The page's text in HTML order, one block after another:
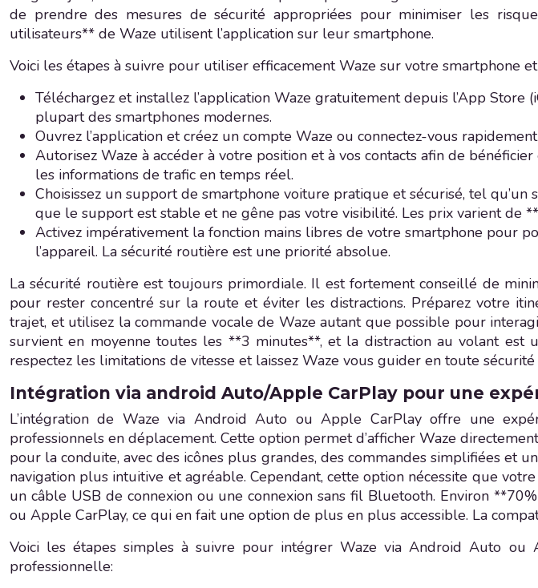
de prendre des mesures de sécurité appropriées pour minimiser les
utilisateurs** de Waze utilisent l’application sur leur smartphone.
Voici les étapes à suivre pour utiliser efficacement Waze sur votre smartphone
Téléchargez et installez l’application Waze gratuitement depuis l’App
plupart des smartphones modernes.
Ouvrez l’application et créez un compte Waze ou connectez-vous
Autorisez Waze à accéder à votre position et à vos contacts afin de
les informations de trafic en temps réel.
Choisissez un support de smartphone voiture pratique et sécurisé, tel
que le support est stable et ne gêne pas votre visibilité. Les prix varient de
Activez impérativement la fonction mains libres de votre smartphone pour
l’appareil. La sécurité routière est une priorité absolue.
La sécurité routière est toujours primordiale. Il est fortement conseillé de
pour rester concentré sur la route et éviter les distractions. Préparez votre
trajet, et utilisez la commande vocale de Waze autant que possible pour
survient en moyenne toutes les **3 minutes**, et la distraction au volant est
respectez les limitations de vitesse et laissez Waze vous guider en toute
Intégration via android Auto/Apple CarPlay pour une
L’intégration de Waze via Android Auto ou Apple CarPlay offre une
professionnels en déplacement. Cette option permet d’afficher Waze
pour la conduite, avec des icônes plus grandes, des commandes simplifiées
navigation plus intuitive et agréable. Cependant, cette option nécessite que
un câble USB de connexion ou une connexion sans fil Bluetooth. Environ
ou Apple CarPlay, ce qui en fait une option de plus en plus accessible. La
Voici les étapes simples à suivre pour intégrer Waze via Android Auto ou
professionnelle: